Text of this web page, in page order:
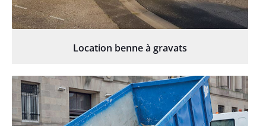
Location benne à gravats